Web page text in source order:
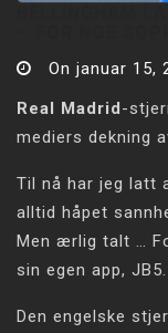
On januar 15,
Real Madrid-
mediers dekning
Til nå har jeg latt
alltid håpet
Men ærlig talt …
sin egen app, JB5.
Den engelske